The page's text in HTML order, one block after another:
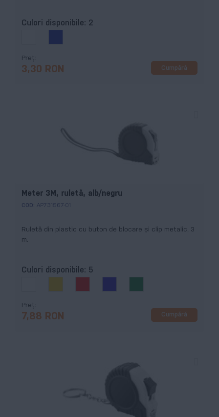
Culori disponibile: 2
Preț
3,30 RON Cumpără
Meter 3M, ruletă, alb/negru
COD: AP731567-01
Ruletă din plastic cu buton de blocare și clip metalic, 3
m.
Culori disponibile: 5
Preț
7,88 RON Cumpără